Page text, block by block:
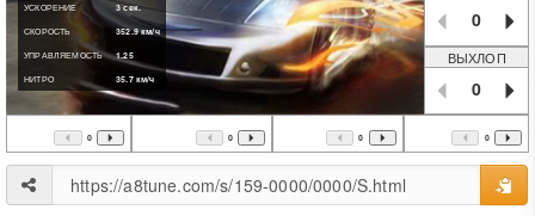
УСКОРЕНИЕ 3сек.
СКОРОСТЬ
352.9км/ч
УПРАВЛЯЕМОСТЬ
1.25
НИТРО
35.7км/ч
0
ВЫХЛОП
0
0 0 0 0